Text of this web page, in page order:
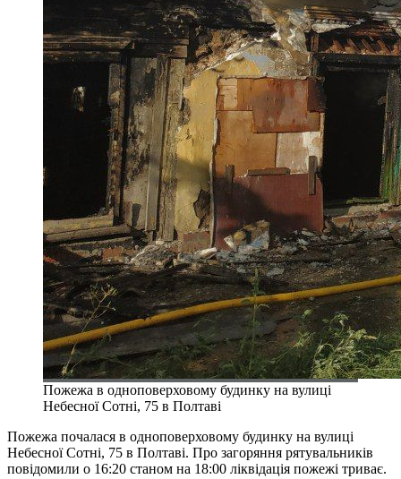
Пожежа в одноповерховому будинку на вулиці
Небесної Сотні, 75 в Полтаві
Пожежа почалася в одноповерховому будинку на вулиці
Небесної Сотні, 75 в Полтаві. Про загоряння рятувальників
повідомили о 16:20 станом на 18:00 ліквідація пожежі триває.